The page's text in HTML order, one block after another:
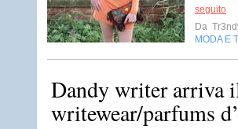
seguito
Da
MODA E
Dandy writer arriva
writewear/parfums